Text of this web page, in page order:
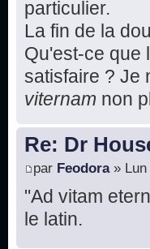
particulier.
La fin de la
Qu'est-ce que
satisfaire ? Je
viternam non
Re: Dr
par Feodora» Lun
"Ad vitam
le latin.